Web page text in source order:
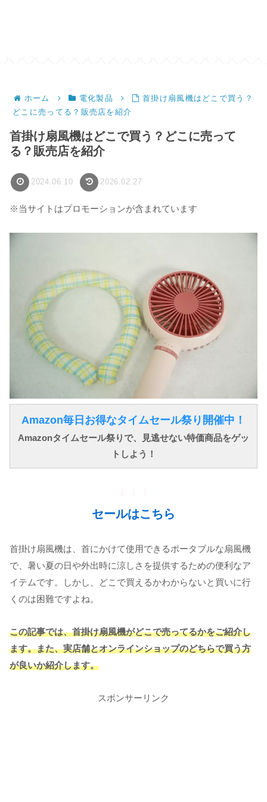
ホーム 電化製品
首掛け扇風機はどこで買う？
どこに売ってる？販売店を紹介
首掛け扇風機はどこで買う？どこに売って
る？販売店を紹介
2024.06.10 2026.02.27
※当サイトはプロモーションが含まれています
Amazon毎日お得なタイムセール祭り開催中！
Amazonタイムセール祭りで、見逃せない特価商品をゲッ
トしよう！
セールはこちら
首掛け扇風機は、首にかけて使用できるポータブルな扇風機
で、暑い夏の日や外出時に涼しさを提供するための便利なア
イテムです。しかし、どこで買えるかわからないと買いに行
くのは困難ですよね。
この記事では、首掛け扇風機がどこで売ってるかをご紹介し
ます。また、実店舗とオンラインショップのどちらで買う方
が良いか紹介します。
スポンサーリンク